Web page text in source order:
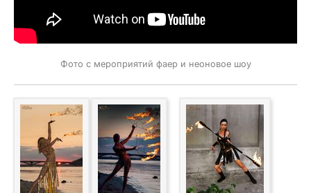
Фото с мероприятий фаер и неоновое шоу